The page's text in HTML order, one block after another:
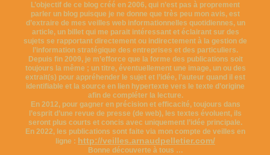
L’objectif de ce blog créé en 2006, qui n’est pas à proprement
parler un blog puisque je ne donne que très peu mon avis, est
d’extraire de mes veilles web informationnelles quotidiennes, un
article, un billet qui me parait intéressant et éclairant sur des
sujets se rapportant directement ou indirectement à la gestion de
l’information stratégique des entreprises et des particuliers.
Depuis fin 2009, je m’efforce que la forme des publications soit
toujours la même ; un titre, éventuellement une image, un ou des
extrait(s) pour appréhender le sujet et l’idée, l’auteur quand il est
identifiable et la source en lien hypertexte vers le texte d’origine
afin de compléter la lecture.
En 2012, pour gagner en précision et efficacité, toujours dans
l’esprit d’une revue de presse (de web), les textes évoluent, ils
seront plus courts et concis avec uniquement l’idée principale.
En 2022, les publications sont faite via mon compte de veilles en
ligne : http://veilles.arnaudpelletier.com/
Bonne découverte à tous …